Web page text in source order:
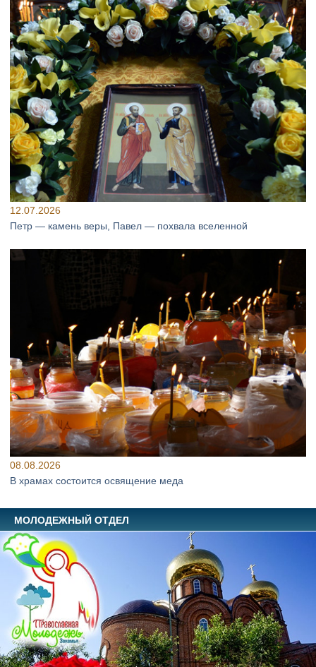
12.07.2026
Петр — камень веры, Павел — похвала вселенной
08.08.2026
В храмах состоится освящение меда
МОЛОДЕЖНЫЙ ОТДЕЛ